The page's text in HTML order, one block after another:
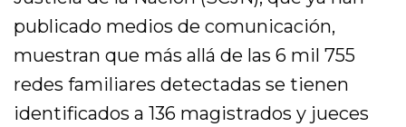
publicado medios de comunicación,
muestran que más allá de las 6 mil 755
redes familiares detectadas se tienen
identificados a 136 magistrados y jueces